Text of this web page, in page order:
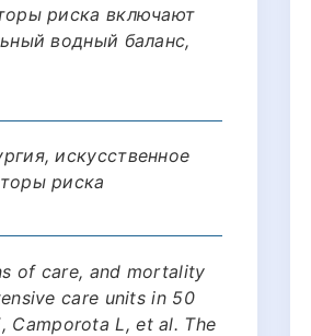
риска включают
водный баланс,
искусственное
риска
of care, and mortality
care units in 50
Camporota L, et al. The